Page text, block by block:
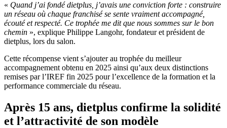
« Quand j’ai fondé dietplus, j’avais une conviction forte : construire
un réseau où chaque franchisé se sente vraiment accompagné,
écouté et respecté. Ce trophée me dit que nous sommes sur le bon
chemin », explique Philippe Langohr, fondateur et président de
dietplus, lors du salon.
Cette récompense vient s’ajouter au trophée du meilleur
accompagnement obtenu en 2025 ainsi qu’aux deux distinctions
remises par l’IREF fin 2025 pour l’excellence de la formation et la
performance commerciale du réseau.
Après 15 ans, dietplus confirme la solidité
et l’attractivité de son modèle